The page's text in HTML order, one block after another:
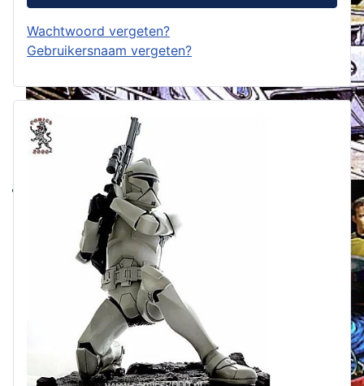
Wachtwoord vergeten?
Gebruikersnaam vergeten?